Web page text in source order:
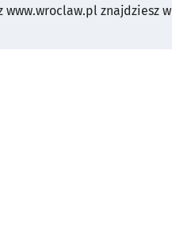
znajdziesz w